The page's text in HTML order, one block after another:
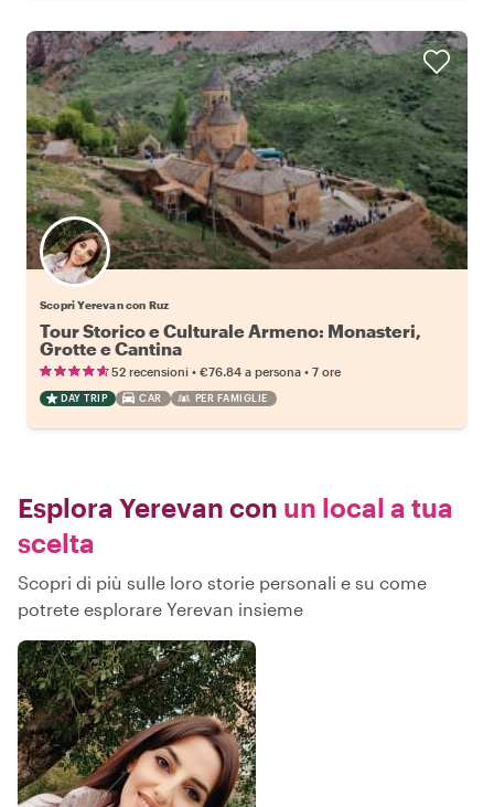
Scopri Yerevan con Ruz
Tour Storico e Culturale Armeno: Monasteri,
Grotte e Cantina
52 recensioni • €76.84 a persona • 7 ore
DAY TRIP CAR PER FAMIGLIE
Esplora Yerevan con un local a tua
scelta
Scopri di più sulle loro storie personali e su come
potrete esplorare Yerevan insieme